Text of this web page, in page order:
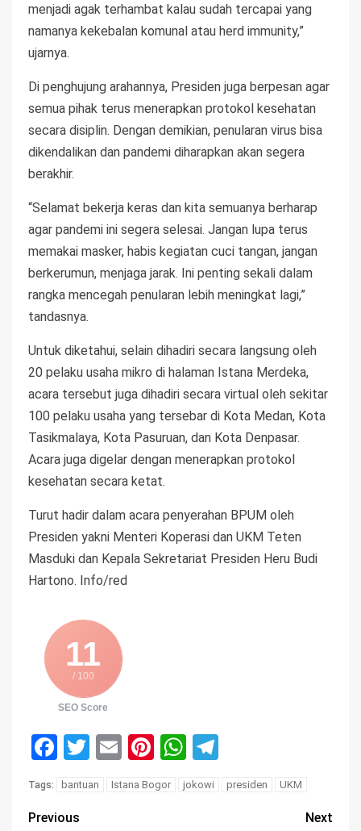
menjadi agak terhambat kalau sudah tercapai yang
namanya kekebalan komunal atau herd immunity,”
ujarnya.
Di penghujung arahannya, Presiden juga berpesan agar
semua pihak terus menerapkan protokol kesehatan
secara disiplin. Dengan demikian, penularan virus bisa
dikendalikan dan pandemi diharapkan akan segera
berakhir.
“Selamat bekerja keras dan kita semuanya berharap
agar pandemi ini segera selesai. Jangan lupa terus
memakai masker, habis kegiatan cuci tangan, jangan
berkerumun, menjaga jarak. Ini penting sekali dalam
rangka mencegah penularan lebih meningkat lagi,”
tandasnya.
Untuk diketahui, selain dihadiri secara langsung oleh
20 pelaku usaha mikro di halaman Istana Merdeka,
acara tersebut juga dihadiri secara virtual oleh sekitar
100 pelaku usaha yang tersebar di Kota Medan, Kota
Tasikmalaya, Kota Pasuruan, dan Kota Denpasar.
Acara juga digelar dengan menerapkan protokol
kesehatan secara ketat.
Turut hadir dalam acara penyerahan BPUM oleh
Presiden yakni Menteri Koperasi dan UKM Teten
Masduki dan Kepala Sekretariat Presiden Heru Budi
Hartono. Info/red
11
/ 100
SEO Score
Facebook
Twitter
EmailPinterest
WhatsApp
Tags: bantuan Istana Bogor jokowi presiden UKM
Previous
Next